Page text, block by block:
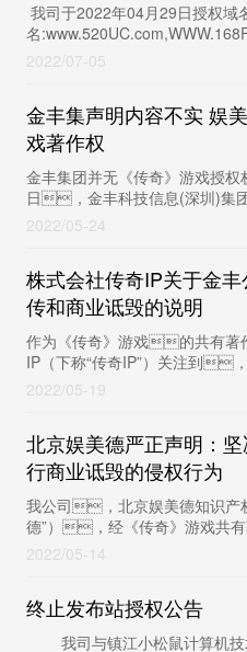
我司于2022年04月29日授权域
名
提供运营、管理、推广
2022 07-05
金丰集声明内容不实 娱
戏著作权
金丰集团并无《传奇》游戏授
日，金丰科技信息(深圳)集
2022 05-24
株式会社传奇IP关于金
传和商业诋毁的说明
作为《传奇》游戏的共有
IP（下称“传奇IP”）关注到
有限公司（下称“金丰”）发布
2022 05-19
北京娱美德严正声明：
行商业诋毁的侵权行为
我公司，北京娱美德知识产
德”），经《传奇》游戏共
称“传奇IP”）的授权，有
2022 05-14
终止发布站授权公告
我司与镇江小松鼠计算机技